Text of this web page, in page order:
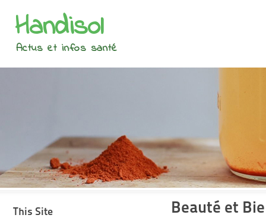
Handisol
Actus et infos santé
This Site Beauté et